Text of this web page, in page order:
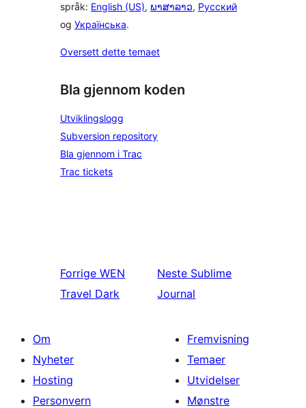
språk: English (US), ພາສາລາວ, Русский
og Українська.
Oversett dette temaet
Bla gjennom koden
Utviklingslogg
Subversion repository
Bla gjennom i Trac
Trac tickets
Forrige WEN
Travel Dark
Neste Sublime
Journal
Om
Nyheter
Hosting
Personvern
Fremvisning
Temaer
Utvidelser
Mønstre